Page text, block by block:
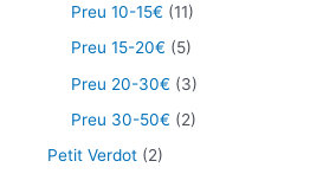
Preu 10-15€ (11)
Preu 15-20€ (5)
Preu 20-30€ (3)
Preu 30-50€ (2)
Petit Verdot (2)